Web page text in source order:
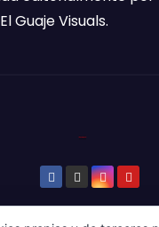
Guaje Visuals.